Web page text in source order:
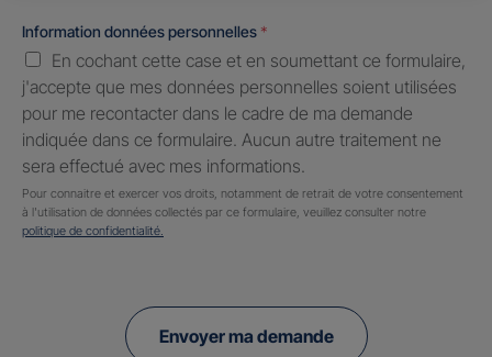
Information données personnelles *
En cochant cette case et en soumettant ce formulaire,
j'accepte que mes données personnelles soient utilisées
pour me recontacter dans le cadre de ma demande
indiquée dans ce formulaire. Aucun autre traitement ne
sera effectué avec mes informations.
Pour connaitre et exercer vos droits, notamment de retrait de votre consentement
à l'utilisation de données collectés par ce formulaire, veuillez consulter notre
politique de confidentialité.
Envoyer ma demande